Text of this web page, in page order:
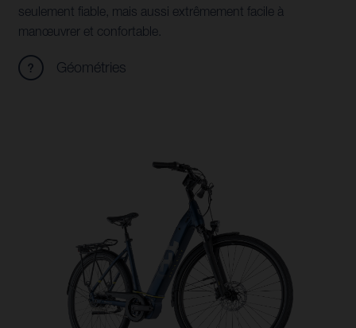
seulement fiable, mais aussi extrêmement facile à
manœuvrer et confortable.
Géométries